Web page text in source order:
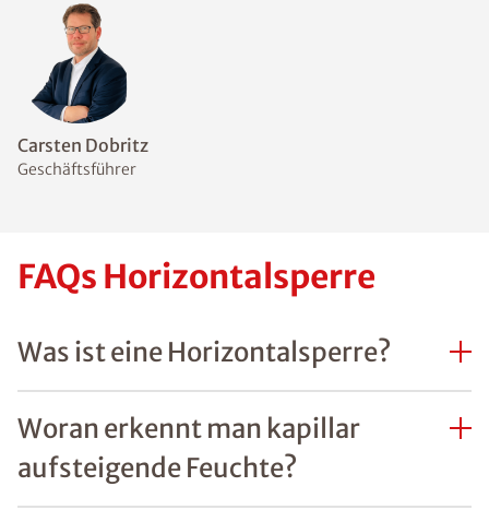
Carsten Dobritz
Geschäftsführer
FAQs Horizontalsperre
Was ist eine Horizontalsperre?
Woran erkennt man kapillar
aufsteigende Feuchte?